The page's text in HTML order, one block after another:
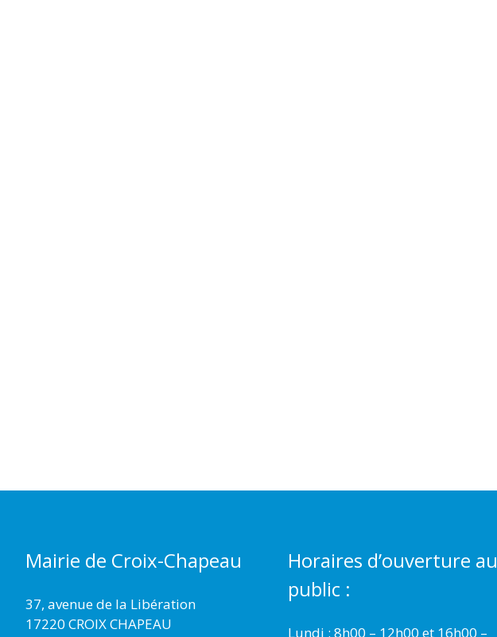
Mairie de Croix-Chapeau
37, avenue de la Libération
17220 CROIX CHAPEAU
Horaires d’ouverture au
public :
Lundi : 8h00 – 12h00 et 16h00 –